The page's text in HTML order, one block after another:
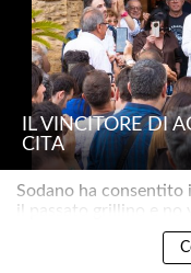
IL VINCITORE DI
CITA
Sodano ha consentito
il passato grillino e no